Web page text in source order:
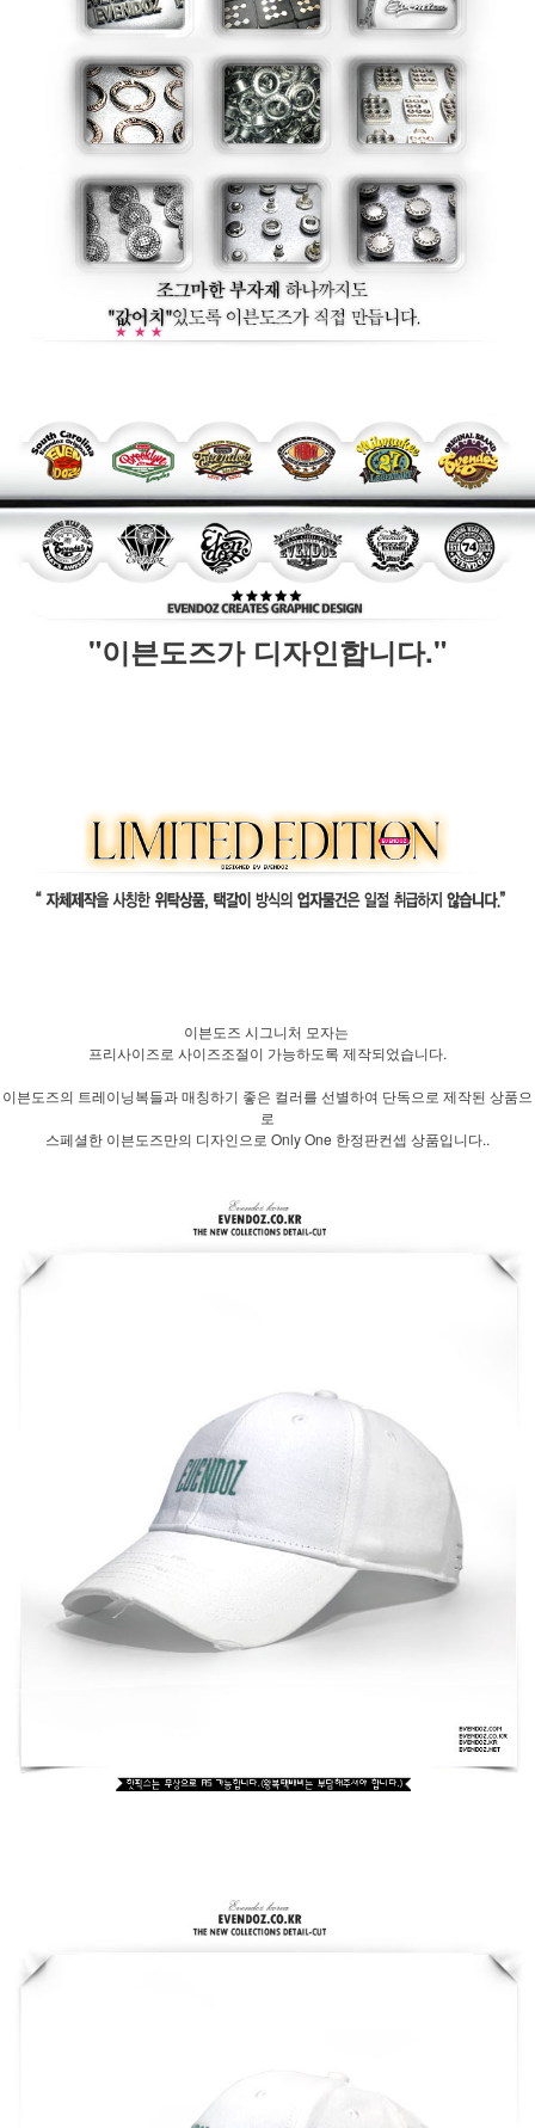
"이븐도즈가 디자인합니다."
이븐도즈 시그니처 모자는
프리사이즈로 사이즈조절이 가능하도록 제작되었습니다.
이븐도즈의 트레이닝복들과 매칭하기 좋은 컬러를 선별하여 단독으로 제작된 상품으
로
스페셜한 이븐도즈만의 디자인으로 Only One 한정판컨셉 상품입니다..